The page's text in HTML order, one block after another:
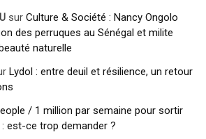
sur Culture & Société : Nancy Ongolo
des perruques au Sénégal et milite
naturelle
Lydol : entre deuil et résilience, un retour
/ 1 million par semaine pour sortir
est-ce trop demander ?